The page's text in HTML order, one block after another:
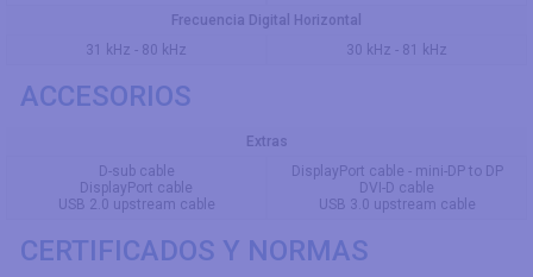
Frecuencia Digital Horizontal
31 kHz - 80 kHz
30 kHz - 81 kHz
ACCESORIOS
Extras
D-sub cable
DisplayPort cable
USB 2.0 upstream cable
DisplayPort cable - mini-DP to DP
DVI-D cable
USB 3.0 upstream cable
CERTIFICADOS Y NORMAS